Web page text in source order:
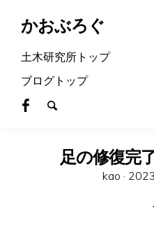
かおぶろぐ
土木研究所トップ
ブログトップ
足の修復完
kao ·